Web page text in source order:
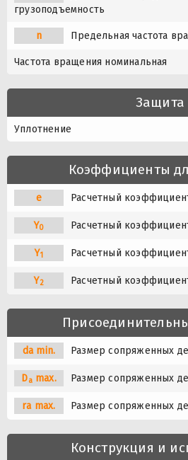
грузоподъемность
n Предельная частота
Частота вращения номинальная
Защита
Уплотнение
Коэффициенты
e Расчетный
Y0 Расчетный
Y1 Расчетный
Y2 Расчетный
da min. Размер сопряженных
Damax. Размер сопряженных
ra max. Размер сопряженных
Конструкция и